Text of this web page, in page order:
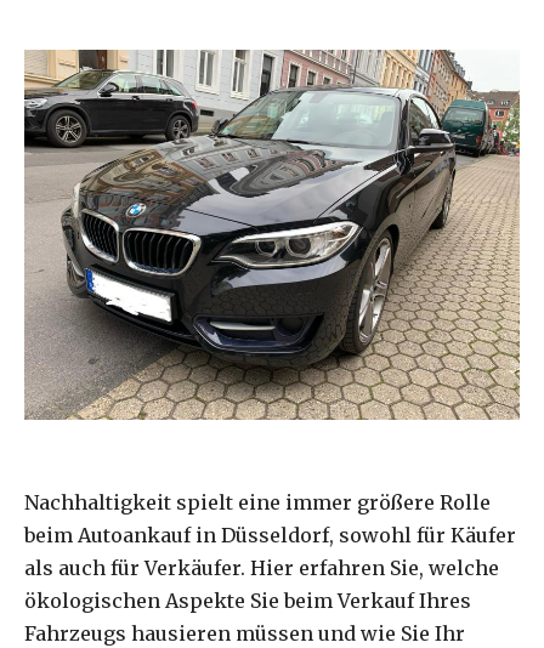
Nachhaltigkeit spielt eine immer größere Rolle
beim Autoankauf in Düsseldorf, sowohl für Käufer
als auch für Verkäufer. Hier erfahren Sie, welche
ökologischen Aspekte Sie beim Verkauf Ihres
Fahrzeugs hausieren müssen und wie Sie Ihr